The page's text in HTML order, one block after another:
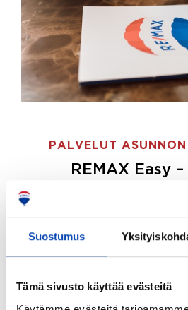
Suostumus
Tämä sivusto käyttää evästeitä
PALVELUT
REMAX Easy
ostajille.
Tee